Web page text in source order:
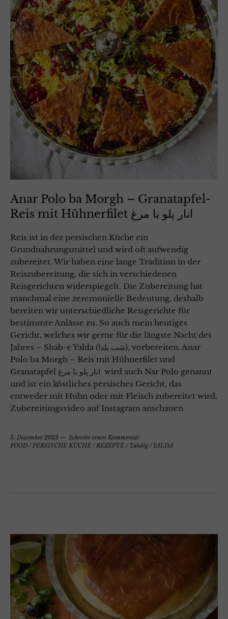
Anar Polo ba Morgh – Granatapfel-
Reis mit Hühnerfilet انار پلو با مرغ
Reis ist in der persischen Küche ein
Grundnahrungsmittel und wird oft aufwendig
zubereitet. Wir haben eine lange Tradition in der
Reiszubereitung, die sich in verschiedenen
Reisgerichten widerspiegelt. Die Zubereitung hat
manchmal eine zeremonielle Bedeutung, deshalb
bereiten wir unterschiedliche Reisgerichte für
bestimmte Anlässe zu. So auch mein heutiges
Gericht, welches wir gerne für die längste Nacht des
Jahres – Shab-e Yalda (شب یلدا), vorbereiten. Anar
Polo ba Morgh – Reis mit Hühnerfilet und
Granatapfel انار پلو با مرغ wird auch Nar Polo genannt
und ist ein köstliches persisches Gericht, das
entweder mit Huhn oder mit Fleisch zubereitet wird.
Zubereitungsvideo auf Instagram anschauen
5. Dezember 2023
Schreibe einen Kommentar
FOOD / PERSISCHE KÜCHE / REZEPTE / Tahdig/YALDA